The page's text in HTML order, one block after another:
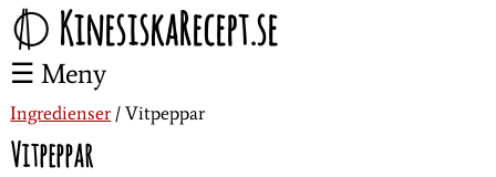
KinesiskaRecept.se
Meny
Ingredienser Vitpeppar
Vitpeppar